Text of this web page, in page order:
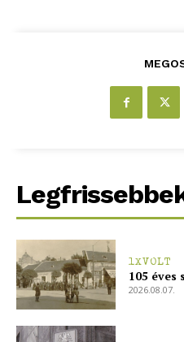
Hasznos
bSZ fiók
Előfizetés
Kapcsolat
1XVOLT
105
2026.08.07.